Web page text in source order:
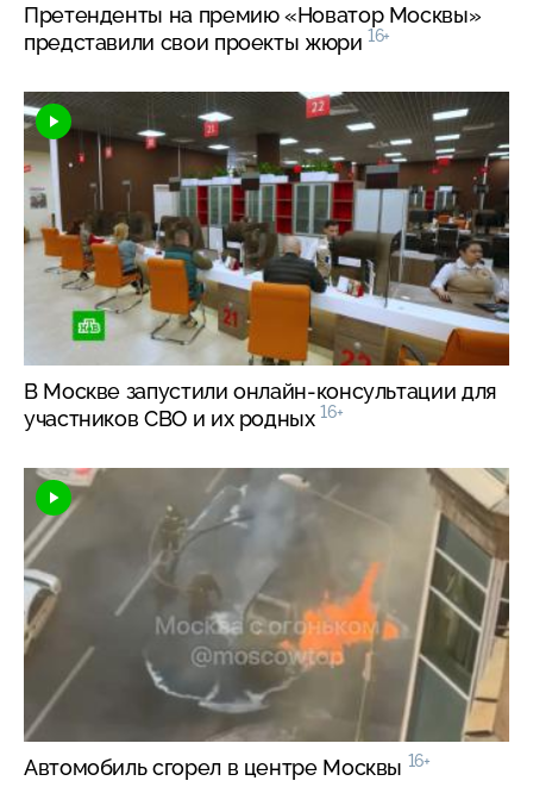
Претенденты на премию «Новатор Москвы»
представили свои проекты жюри 16+
В Москве запустилионлайн-консультации для
участников СВО и их родных 16+
Автомобиль сгорел в центре Москвы 16+